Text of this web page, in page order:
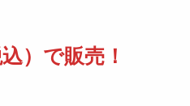
）で販売！